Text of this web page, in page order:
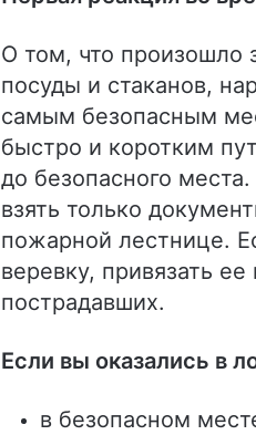
О том, что произошло
посуды и стаканов,
самым безопасным
быстро и коротким
до безопасного
взять только
пожарной лестнице.
веревку, привязать
пострадавших.
Если вы оказались в
в безопасном